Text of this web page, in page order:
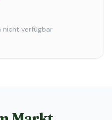
verfügbar